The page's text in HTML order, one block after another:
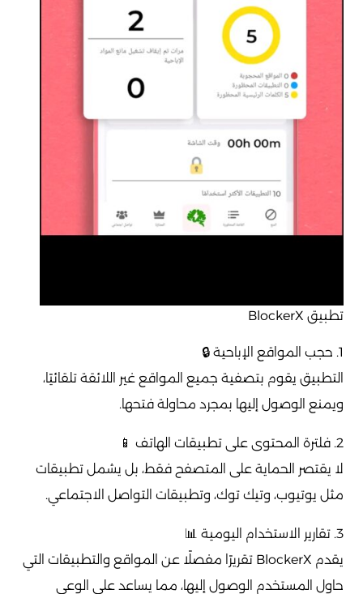
تطبيق BlockerX
1. حجب المواقع الإباحية 🔒
التطبيق يقوم بتصفية جميع المواقع غير اللائقة تلقائيًا،
ويمنع الوصول إليها بمجرد محاولة فتحها.
2. فلترة المحتوى على تطبيقات الهاتف 📱
لا يقتصر الحماية على المتصفح فقط، بل يشمل تطبيقات
مثل يوتيوب، وتيك توك، وتطبيقات التواصل الاجتماعي.
3. تقارير الاستخدام اليومية 📊
يقدم BlockerX تقريرًا مفصلًا عن المواقع والتطبيقات التي
حاول المستخدم الوصول إليها، مما يساعد على الوعي